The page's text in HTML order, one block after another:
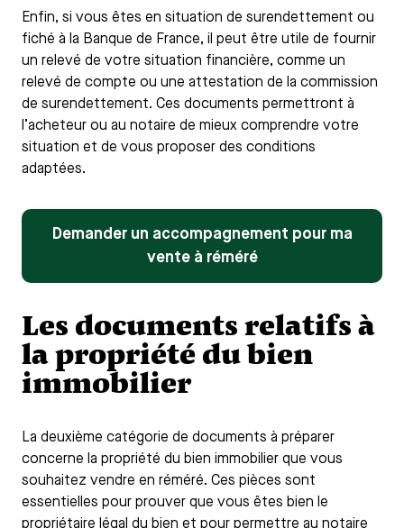
Enfin, si vous êtes en situation de surendettement ou
fiché à la Banque de France, il peut être utile de fournir
un relevé de votre situation financière, comme un
relevé de compte ou une attestation de la commission
de surendettement. Ces documents permettront à
l’acheteur ou au notaire de mieux comprendre votre
situation et de vous proposer des conditions
adaptées.
Demander un accompagnement pour ma
vente à réméré
Les documents relatifs à
la propriété du bien
immobilier
La deuxième catégorie de documents à préparer
concerne la propriété du bien immobilier que vous
souhaitez vendre en réméré. Ces pièces sont
essentielles pour prouver que vous êtes bien le
propriétaire légal du bien et pour permettre au notaire